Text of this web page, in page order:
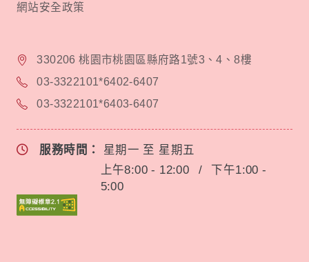
網站安全政策
330206 桃園市桃園區縣府路1號3、4、8樓
03-3322101*6402-6407
03-3322101*6403-6407
服務時間： 星期一 至 星期五
上午8:00 - 12:00
/
下午1:00 -
5:00